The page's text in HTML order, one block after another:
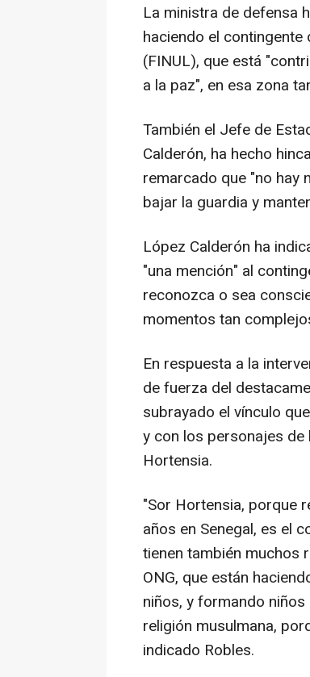
La ministra de defensa
haciendo el contingente
(FINUL), que está
a la paz", en esa zona
También el Jefe de
Calderón, ha hecho
remarcado que "no hay
bajar la guardia y
López Calderón ha
"una mención" al
reconozca o sea
momentos tan
En respuesta a la
de fuerza del
subrayado el vínculo
y con los personajes de
Hortensia.
"Sor Hortensia, porque
años en Senegal, es el
tienen también muchos
ONG, que están
niños, y formando
religión musulmana,
indicado Robles.